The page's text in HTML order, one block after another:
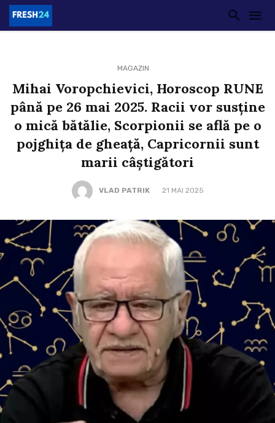
MAGAZIN
Mihai Voropchievici, Horoscop RUNE
până pe 26 mai 2025. Racii vor susține
o mică bătălie, Scorpionii se află pe o
pojghița de gheață, Capricornii sunt
marii câștigători
VLAD PATRIK 21 MAI 2025